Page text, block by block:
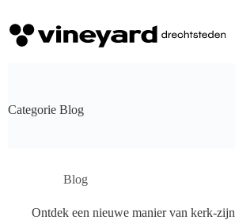
naar
de
Categorie Blog
Blog
Ontdek een nieuwe manier van kerk-zijn